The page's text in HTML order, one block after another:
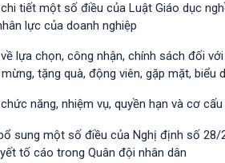
tiết một số điều của Luật Giáo dục
lực của doanh nghiệp
lựa chọn, công nhận, chính sách đối
tặng quà, động viên, gặp mặt,
năng, nhiệm vụ, quyền hạn và cơ
sung một số điều của Nghị định số
tố cáo trong Quân đội nhân dân